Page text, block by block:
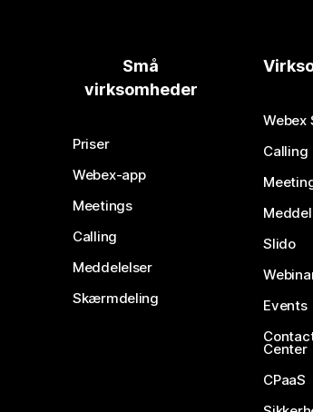
Små
virksomheder
Priser
Webex-app
Meetings
Calling
Meddelelser
Skærmdeling
Webex
Calling
Slido
Events
Center
CPaaS